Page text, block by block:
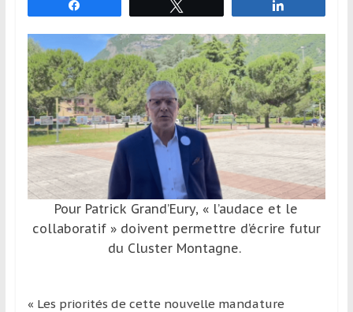
déplacent
en
France
l’étranger
pour
assouvir
leur
passion,
tout
Pour Patrick Grand’Eury, « l’audace et le
collaboratif » doivent permettre d’écrire futur
du Cluster Montagne.
« Les priorités de cette nouvelle mandature